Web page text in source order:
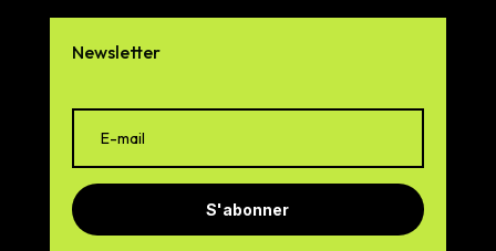
Newsletter
S'abonner